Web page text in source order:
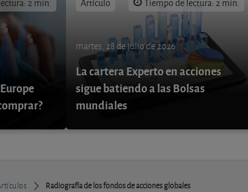
martes, 28 de julio de 2026
La cartera Experto en acciones
sigue batiendo a las Bolsas
mundiales
Radiografía de los fondos de acciones globales